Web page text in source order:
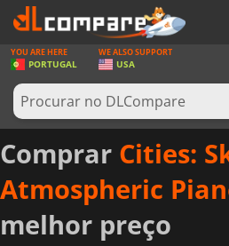
JOGOS
GAME CARDS
SOFTWARE
REWARDS
HARDWARE
NOTÍCIAS
YOU ARE HERE
PORTUGAL
WE ALSO SUPPORT
USA
Comprar Cities:
Atmospheric
melhor preço